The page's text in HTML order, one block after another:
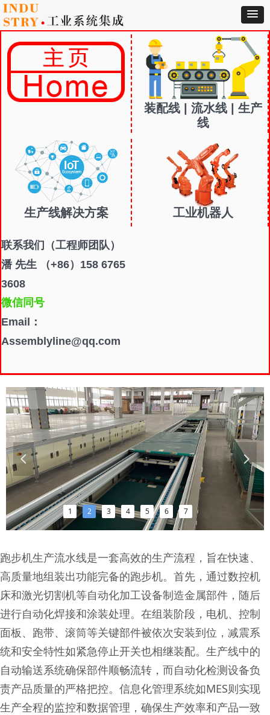
装配线 | 流水线 | 生产
线
生产线解决方案 工业机器人
联系我们
（工程师团队）
潘 先生 （+86）158 6765
3608
微信同号
Email：
Assemblyline@qq.com
跑步机生产流水线是一套高效的生产流程，旨在快速、
高质量地组装出功能完备的跑步机。首先，通过数控机
床和激光切割机等自动化加工设备制造金属部件，随后
进行自动化焊接和涂装处理。在组装阶段，电机、控制
面板、跑带、滚筒等关键部件被依次安装到位，减震系
统和安全特性如紧急停止开关也相继装配。生产线中的
自动输送系统确保部件顺畅流转，而自动化检测设备负
责产品质量的严格把控。信息化管理系统如MES则实现
生产全程的监控和数据管理，确保生产效率和产品一致
1 2 3 4 5 6 7
넳 넲